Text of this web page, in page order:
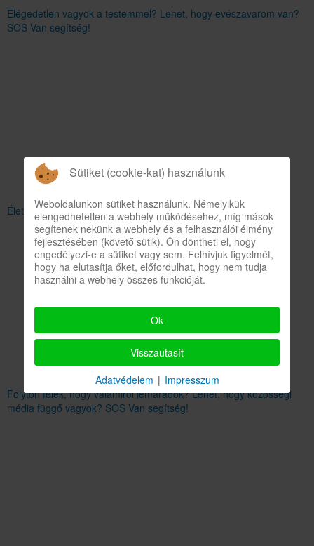
Elégedetlen vagyok a testemmel? Lehet, hogy evészavarom van?
SOS Van segítség!
Életmódváltással a szívinfarktus is megelőzhető
Folyton félek, hogy valamiről lemaradok? Lehet, hogy közösségi
média függő vagyok? SOS Van segítség!
Sütiket (cookie-kat) használunk
Weboldalunkon sütiket használunk. Némelyikük
elengedhetetlen a webhely működéséhez, míg mások
segítenek nekünk a webhely és a felhasználói élmény
fejlesztésében (követő sütik). Ön döntheti el, hogy
engedélyezi-e a sütiket vagy sem. Felhívjuk figyelmét,
hogy ha elutasítja őket, előfordulhat, hogy nem tudja
használni a webhely összes funkcióját.
Ok
Visszautasít
Adatvédelem | Impresszum